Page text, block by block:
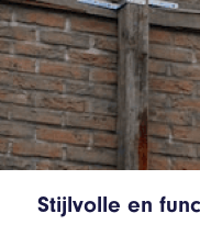
Stijlvolle en